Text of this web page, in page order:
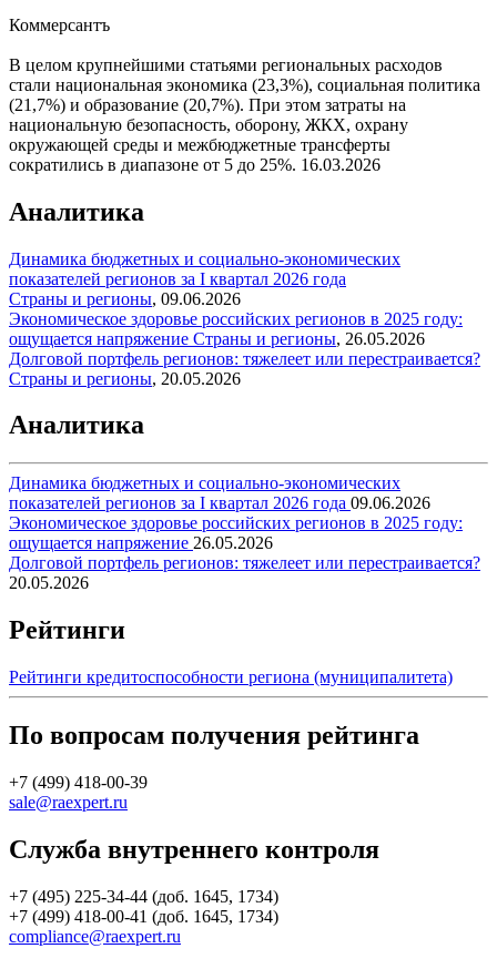
Коммерсантъ
В целом крупнейшими статьями региональных расходов
стали национальная экономика (23,3%), социальная политика
(21,7%) и образование (20,7%). При этом затраты на
национальную безопасность, оборону, ЖКХ, охрану
окружающей среды и межбюджетные трансферты
сократились в диапазоне от 5 до 25%. 16.03.2026
Аналитика
Динамика бюджетных и социально-экономических
показателей регионов за I квартал 2026 года
Страны и регионы, 09.06.2026
Экономическое здоровье российских регионов в 2025 году:
ощущается напряжение Страны и регионы, 26.05.2026
Долговой портфель регионов: тяжелеет или перестраивается?
Страны и регионы, 20.05.2026
Аналитика
Динамика бюджетных и социально-экономических
показателей регионов за I квартал 2026 года 09.06.2026
Экономическое здоровье российских регионов в 2025 году:
ощущается напряжение 26.05.2026
Долговой портфель регионов: тяжелеет или перестраивается?
20.05.2026
Рейтинги
Рейтинги кредитоспособности региона (муниципалитета)
По вопросам получения рейтинга
+7 (499) 418-00-39
sale@raexpert.ru
Служба внутреннего контроля
+7 (495) 225-34-44 (доб. 1645, 1734)
+7 (499) 418-00-41 (доб. 1645, 1734)
compliance@raexpert.ru